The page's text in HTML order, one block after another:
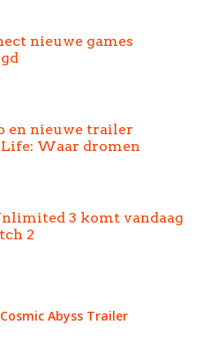
nieuwe games
en nieuwe trailer
Waar dromen
3 komt vandaag
2
Abyss Trailer